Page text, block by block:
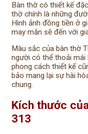
Bàn thờ có thiết kế
thờ chính là những
Hình ảnh đồng tiền ở
may mắn sẽ đến với
Màu sắc của bàn thờ
người có thể thoải mái
phong cách thiết kế
bảo mang lại sự hài
chung.
Kích thước
313